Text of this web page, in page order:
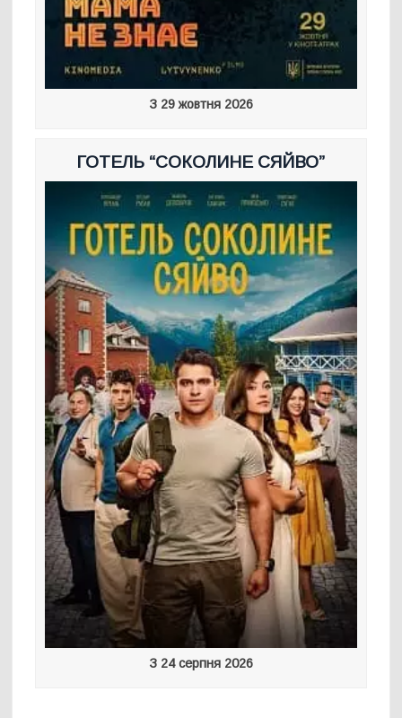
З 29 жовтня 2026
ГОТЕЛЬ “СОКОЛИНЕ СЯЙВО”
З 24 серпня 2026